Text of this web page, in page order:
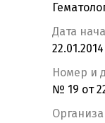
Дата
Номер и
№ 19 от